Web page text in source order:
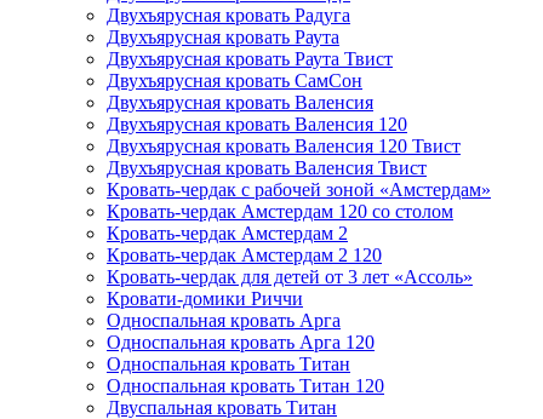
Двухъярусная кровать Радуга
Двухъярусная кровать Раута
Двухъярусная кровать Раута Твист
Двухъярусная кровать СамСон
Двухъярусная кровать Валенсия
Двухъярусная кровать Валенсия 120
Двухъярусная кровать Валенсия 120 Твист
Двухъярусная кровать Валенсия Твист
Кровать-чердак с рабочей зоной «Амстердам»
Кровать-чердак Амстердам 120 со столом
Кровать-чердак Амстердам 2
Кровать-чердак Амстердам 2 120
Кровать-чердак для детей от 3 лет «Ассоль»
Кровати-домики Риччи
Односпальная кровать Арга
Односпальная кровать Арга 120
Односпальная кровать Титан
Односпальная кровать Титан 120
Двуспальная кровать Титан